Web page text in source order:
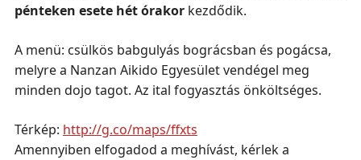
pénteken esete hét órakorkezdődik.
A menü: csülkös babgulyás bográcsban és pogácsa,
melyre a Nanzan Aikido Egyesület vendégel meg
minden dojo tagot. Az ital fogyasztás önköltséges.
Térkép: http://g.co/maps/ffxts
Amennyiben elfogadod a meghívást, kérlek a